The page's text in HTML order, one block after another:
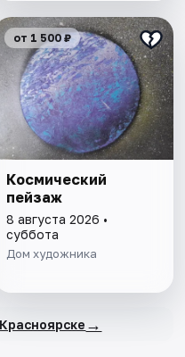
от 1 500 ₽
Космический
пейзаж
8 августа 2026 •
суббота
Дом художника
→